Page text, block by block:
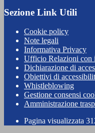
Sezione Link Utili
Cookie policy
Note legali
Informativa Privacy
Ufficio Relazioni con
Dichiarazione di
Obiettivi di
Whistleblowing
Gestione consensi
Amministrazione
Pagina visualizzata